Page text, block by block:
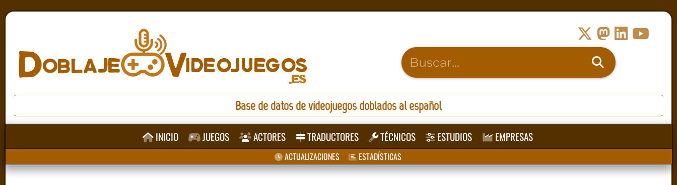
Base de datos de videojuegos doblados al español
INICIO JUEGOS ACTORES TRADUCTORES TÉCNICOS ESTUDIOS EMPRESAS
ACTUALIZACIONES ESTADÍSTICAS